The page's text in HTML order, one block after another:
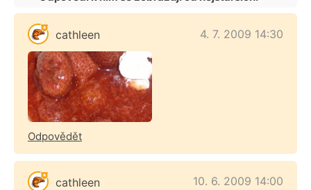
cathleen 4. 7. 2009 14:30
Odpovědět
cathleen
10. 6. 2009 14:00